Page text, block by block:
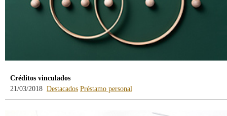
Créditos vinculados
21/03/2018 Destacados Préstamo personal